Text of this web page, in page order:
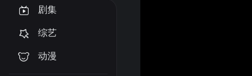
剧集
综艺
动漫